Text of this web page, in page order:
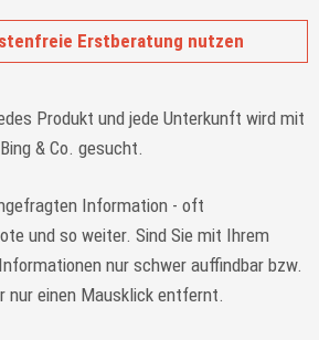
Erstberatung nutzen
Produkt und jede Unterkunft wird mit
& Co. gesucht.
Information - oft
und so weiter. Sind Sie mit Ihrem
nur schwer auffindbar bzw.
nur einen Mausklick entfernt.